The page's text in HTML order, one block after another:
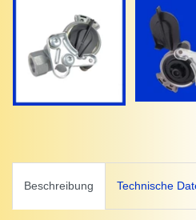
Beschreibung Technische